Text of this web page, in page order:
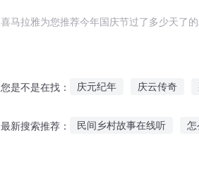
喜马拉雅为您推荐今年国庆节过了多少天了
您是不是在找： 庆元纪年 庆云传奇
最新搜索推荐： 民间乡村故事在线听 怎